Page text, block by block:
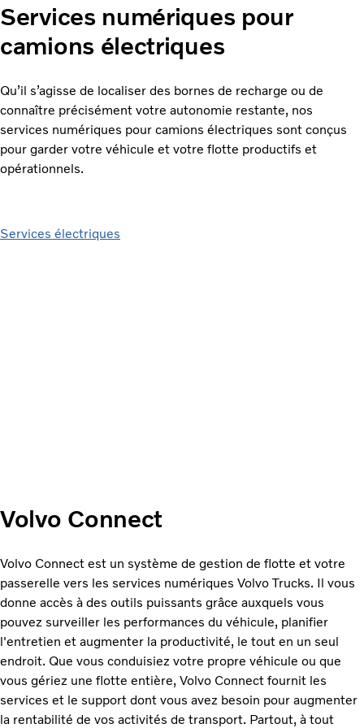
Services numériques pour
camions électriques
Qu’il s’agisse de localiser des bornes de recharge ou de
connaître précisément votre autonomie restante, nos
services numériques pour camions électriques sont conçus
pour garder votre véhicule et votre flotte productifs et
opérationnels.
Services électriques
Volvo Connect
Volvo Connect est un système de gestion de flotte et votre
passerelle vers les services numériques Volvo Trucks. Il vous
donne accès à des outils puissants grâce auxquels vous
pouvez surveiller les performances du véhicule, planifier
l'entretien et augmenter la productivité, le tout en un seul
endroit. Que vous conduisiez votre propre véhicule ou que
vous gériez une flotte entière, Volvo Connect fournit les
services et le support dont vous avez besoin pour augmenter
la rentabilité de vos activités de transport. Partout, à tout